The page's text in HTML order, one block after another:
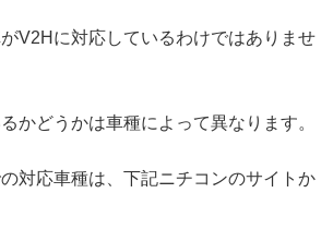
V2Hに対応しているわけではありませ
かどうかは車種によって異なります。
対応車種は、下記ニチコンのサイトか